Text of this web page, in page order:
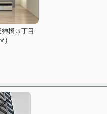
橋３丁目
)